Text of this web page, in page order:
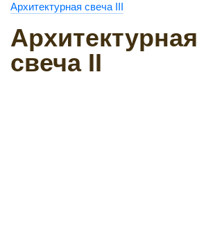
Архитектурная свеча III
Архитектурная
свеча II